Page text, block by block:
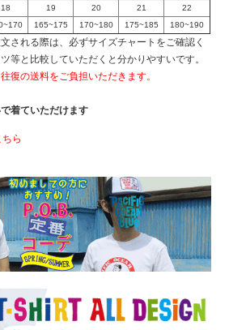
18 19 20 21
22
165~175 170~180 175~185 180~190
される際は、必ずサイズチャートをご確認く
等と比較していただくと分かりやすいです。
復の送料をご負担いただきます。
着ていただけます
ら